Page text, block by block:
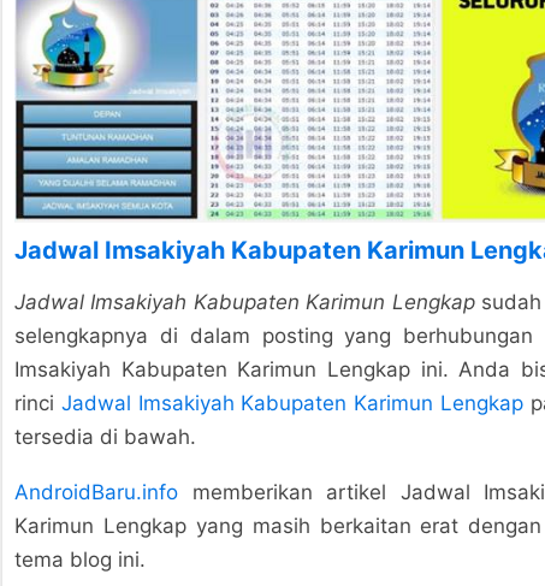
Jadwal Imsakiyah Kabupaten Karimun
Jadwal Imsakiyah Kabupaten Karimun Lengkapsudah
selengkapnya di dalam posting yang berhubungan
Imsakiyah Kabupaten Karimun Lengkap ini. Anda
rinci Jadwal Imsakiyah Kabupaten Karimun Lengkap
tersedia di bawah.
AndroidBaru.info memberikan artikel Jadwal
Karimun Lengkap yang masih berkaitan erat
tema blog ini.